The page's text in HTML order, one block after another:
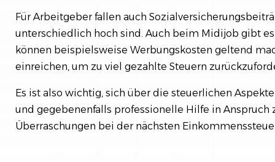
Für Arbeitgeber fallen auch
unterschiedlich hoch sind. Auch beim Midijob gibt
können beispielsweise Werbungskosten geltend
einreichen, um zu viel gezahlte Steuern
Es ist also wichtig, sich über die steuerlichen
und gegebenenfalls professionelle Hilfe in Anspruch
Überraschungen bei der nächsten